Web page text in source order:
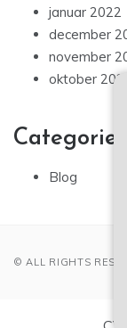
januar 2022
december
november
oktober 2021
Categories
Blog
© ALL RIGHTS